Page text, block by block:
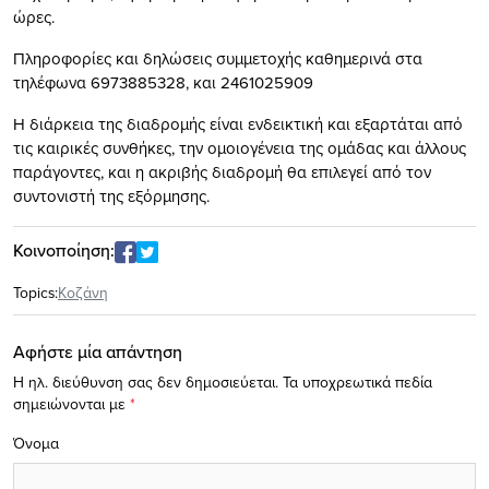
ώρες.
Πληροφορίες και δηλώσεις συμμετοχής καθημερινά στα
τηλέφωνα 6973885328, και 2461025909
Η διάρκεια της διαδρομής είναι ενδεικτική και εξαρτάται από
τις καιρικές συνθήκες, την ομοιογένεια της ομάδας και άλλους
παράγοντες, και η ακριβής διαδρομή θα επιλεγεί από τον
συντονιστή της εξόρμησης.
Κοινοποίηση:
Topics:Κοζάνη
Αφήστε μία απάντηση
Η ηλ. διεύθυνση σας δεν δημοσιεύεται. Τα υποχρεωτικά πεδία
σημειώνονται με *
Όνομα